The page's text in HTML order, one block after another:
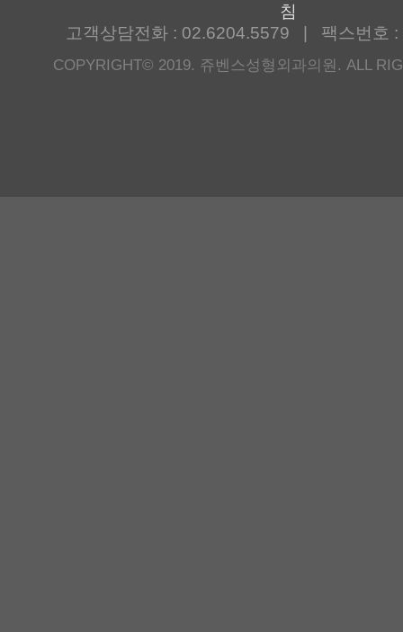
침
고객상담전화 : 02.6204.5579 | 팩스번호 :
COPYRIGHT© 2019. 쥬벤스성형외과의원. ALL